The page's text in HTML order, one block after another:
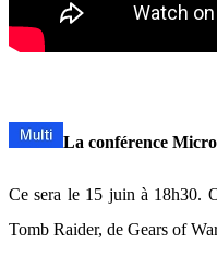
La conférence
Ce sera le 15 juin à 18h30.
Tomb Raider, de Gears of